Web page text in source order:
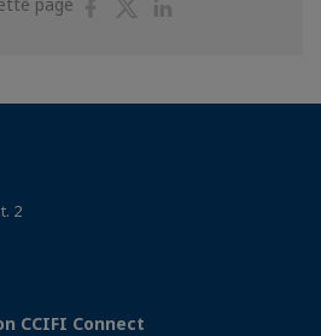
page
2
CCIFI Connect